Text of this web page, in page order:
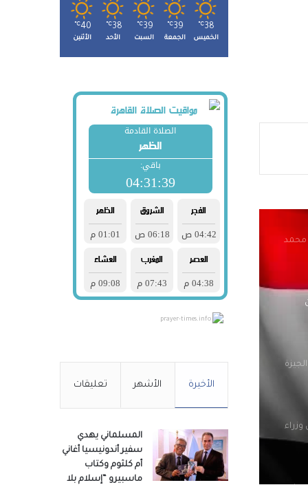
محمد
38
℃
الخميس
39
℃
الجمعة
39
℃
السبت
38
℃
الأحد
40
℃
الأثنين
prayer-times.info
الأخيرة الأشهر تعليقات
المسلماني يهدي
سفير أندونيسيا أغاني
أم كلثوم وكتاب
ماسبيرو “إسلام بلا